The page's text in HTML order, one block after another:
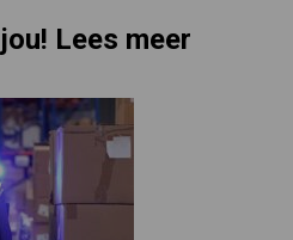
Lees meer